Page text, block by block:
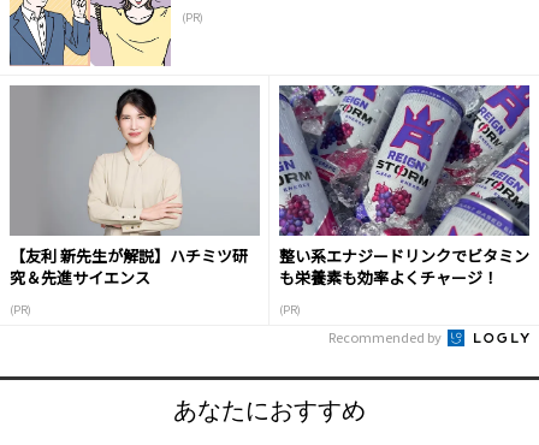
(PR)
【友利 新先生が解説】ハチミツ研
究＆先進サイエンス
(PR)
整い系エナジードリンクでビタミン
も栄養素も効率よくチャージ！
(PR)
Recommended by
あなたにおすすめ